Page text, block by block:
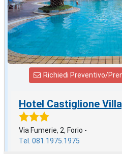
Richiedi Preventivo/
Hotel Castiglione
Via Fumerie, 2, Forio -
Tel. 081.1975.1975